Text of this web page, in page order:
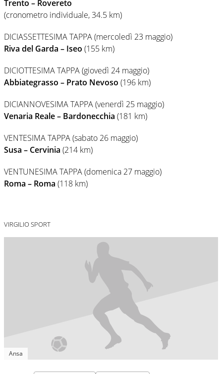
Trento – Rovereto
(cronometro individuale, 34.5 km)
DICIASSETTESIMA TAPPA (mercoledì 23 maggio)
Riva del Garda – Iseo (155 km)
DICIOTTESIMA TAPPA (giovedì 24 maggio)
Abbiategrasso – Prato Nevoso (196 km)
DICIANNOVESIMA TAPPA (venerdì 25 maggio)
Venaria Reale – Bardonecchia (181 km)
VENTESIMA TAPPA (sabato 26 maggio)
Susa – Cervinia (214 km)
VENTUNESIMA TAPPA (domenica 27 maggio)
Roma – Roma (118 km)
VIRGILIO SPORT
Ansa